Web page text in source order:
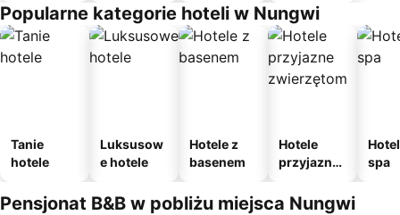
Popularne kategorie hoteli w Nungwi
Tanie
hotele
Luksusow
e hotele
Hotele z
basenem
Hotele
przyjazne
m
spa
Pensjonat B&B w pobliżu miejsca Nungwi